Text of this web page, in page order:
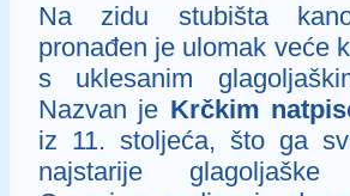
Na zidu stubišta
pronađen je ulomak veće
s uklesanim
Nazvan je Krčkim
iz 11. stoljeća, što ga
najstarije glagoljaške